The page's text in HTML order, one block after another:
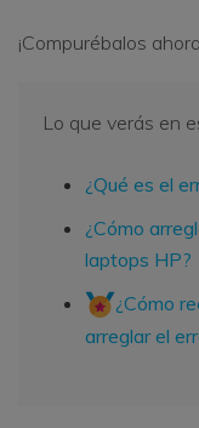
¡Compurébalos
Lo que verás en
¿Qué es el
¿Cómo
laptops HP?
¿Cómo
arreglar el